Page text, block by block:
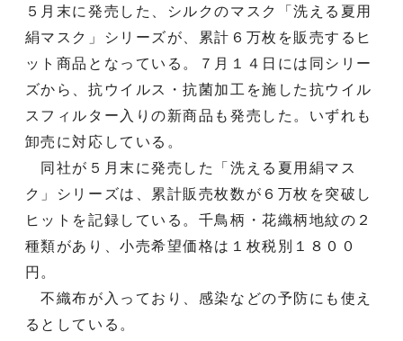
５月末に発売した、シルクのマスク「洗える夏用
絹マスク」シリーズが、累計６万枚を販売するヒ
ット商品となっている。７月１４日には同シリー
ズから、抗ウイルス・抗菌加工を施した抗ウイル
スフィルター入りの新商品も発売した。いずれも
卸売に対応している。
同社が５月末に発売した「洗える夏用絹マス
ク」シリーズは、累計販売枚数が６万枚を突破し
ヒットを記録している。千鳥柄・花織柄地紋の２
種類があり、小売希望価格は１枚税別１８００
円。
不織布が入っており、感染などの予防にも使え
るとしている。